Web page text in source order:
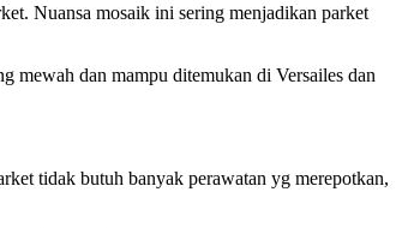
Nuansa mosaik ini sering menjadikan parket
mewah dan mampu ditemukan di Versailes dan
tidak butuh banyak perawatan yg merepotkan,